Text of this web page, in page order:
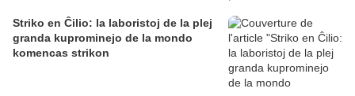
Striko en Ĉilio: la laboristoj de la plej
granda kuprominejo de la mondo
komencas strikon